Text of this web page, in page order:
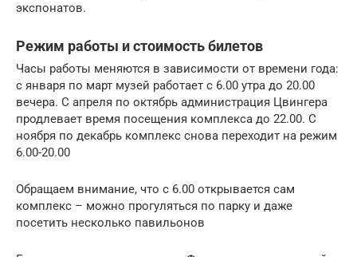
экспонатов.
Режим работы и стоимость билетов
Часы работы меняются в зависимости от времени года:
с января по март музей работает с 6.00 утра до 20.00
вечера. С апреля по октябрь администрация Цвингера
продлевает время посещения комплекса до 22.00. С
ноября по декабрь комплекс снова переходит на режим
6.00-20.00
Обращаем внимание, что с 6.00 открывается сам
комплекс – можно прогуляться по парку и даже
посетить несколько павильонов